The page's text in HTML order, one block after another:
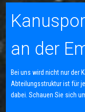
an der
Bei uns wird nicht nur der
Abteilungsstruktur ist für
dabei. Schauen Sie sich